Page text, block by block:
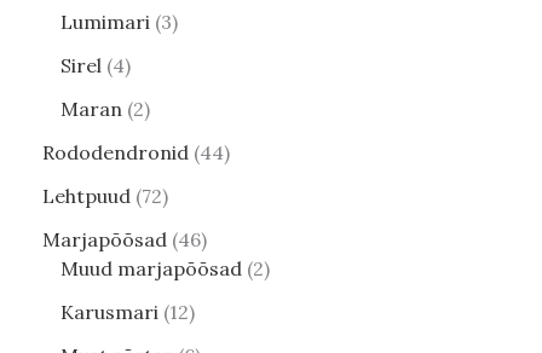
Lumimari 3
Sirel 4
Maran 2
Rododendronid 44
Lehtpuud 72
Marjapõõsad 46
Muud marjapõõsad 2
Karusmari 12